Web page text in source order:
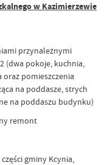
w Kazimierzewie
przynależnymi
(dwa pokoje, kuchnia,
oraz pomieszczenia
na poddasze, strych
na poddaszu budynku)
remont
gminy Kcynia,